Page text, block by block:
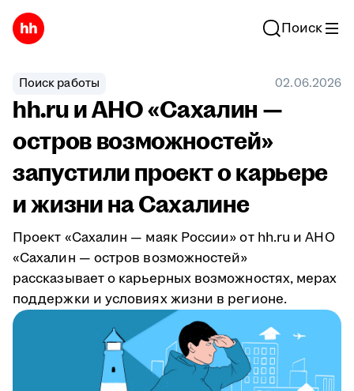
Поиск
Поиск работы 02.06.2026
hh.ru и АНО «Сахалин —
остров возможностей»
запустили проект о карьере
и жизни на Сахалине
Проект «Сахалин — маяк России» от hh.ru и АНО
«Сахалин — остров возможностей»
рассказывает о карьерных возможностях, мерах
поддержки и условиях жизни в регионе.